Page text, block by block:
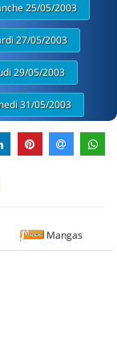
25/05/2003
27/05/2003
29/05/2003
31/05/2003
Mangas